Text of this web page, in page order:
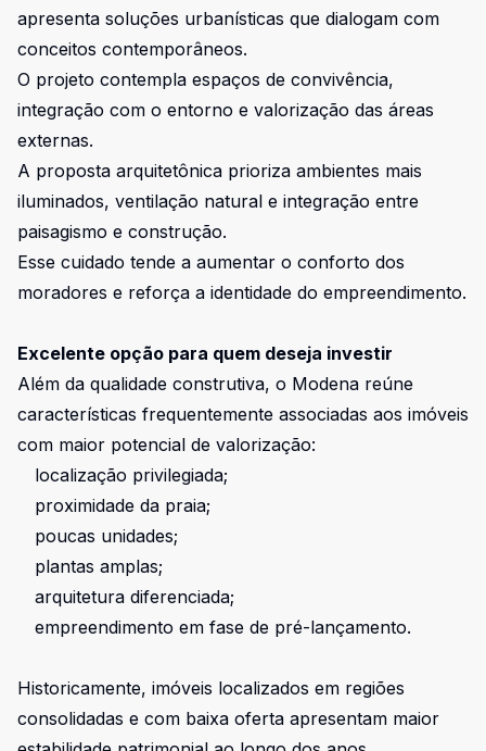
apresenta soluções urbanísticas que dialogam com
conceitos contemporâneos.
O projeto contempla espaços de convivência,
integração com o entorno e valorização das áreas
externas.
A proposta arquitetônica prioriza ambientes mais
iluminados, ventilação natural e integração entre
paisagismo e construção.
Esse cuidado tende a aumentar o conforto dos
moradores e reforça a identidade do empreendimento.
Excelente opção para quem deseja investir
Além da qualidade construtiva, o Modena reúne
características frequentemente associadas aos imóveis
com maior potencial de valorização:
localização privilegiada;
proximidade da praia;
poucas unidades;
plantas amplas;
arquitetura diferenciada;
empreendimento em fase de pré-lançamento.
Historicamente, imóveis localizados em regiões
consolidadas e com baixa oferta apresentam maior